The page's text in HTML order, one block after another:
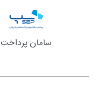
سامان پرداخت